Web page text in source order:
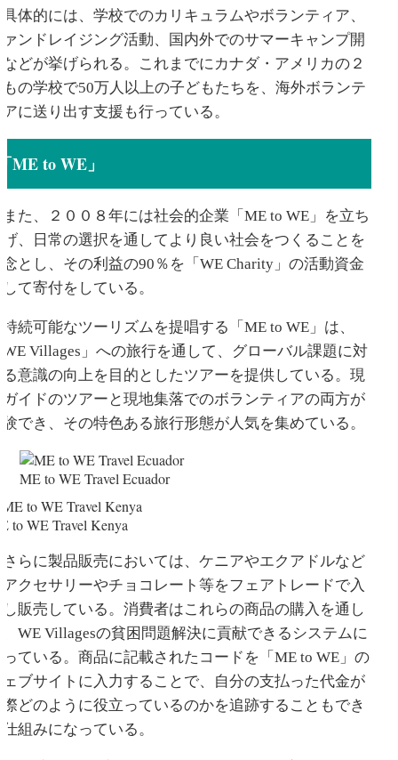
体的には、学校でのカリキュラムやボランティア、
ンドレイジング活動、国内外でのサマーキャンプ開
どが挙げられる。これまでにカナダ・アメリカの２
の学校で50万人以上の子どもたちを、海外ボランテ
に送り出す支援も行っている。
ME to WE」
た、２００８年には社会的企業「ME to WE」を立ち
、日常の選択を通してより良い社会をつくることを
とし、その利益の90％を「WE Charity」の活動資金
て寄付をしている。
可能なツーリズムを提唱する「ME to WE」は、
Villages」への旅行を通して、グローバル課題に対
意識の向上を目的としたツアーを提供している。現
イドのツアーと現地集落でのボランティアの両方が
でき、その特色ある旅行形態が人気を集めている。
ME to WE Travel Ecuador
to WE Travel Kenya
らに製品販売においては、ケニアやエクアドルなど
クセサリーやチョコレート等をフェアトレードで入
販売している。消費者はこれらの商品の購入を通し
WE Villagesの貧困問題解決に貢献できるシステムに
ている。商品に記載されたコードを「ME to WE」の
ブサイトに入力することで、自分の支払った代金が
どのように役立っているのかを追跡することもでき
組みになっている。